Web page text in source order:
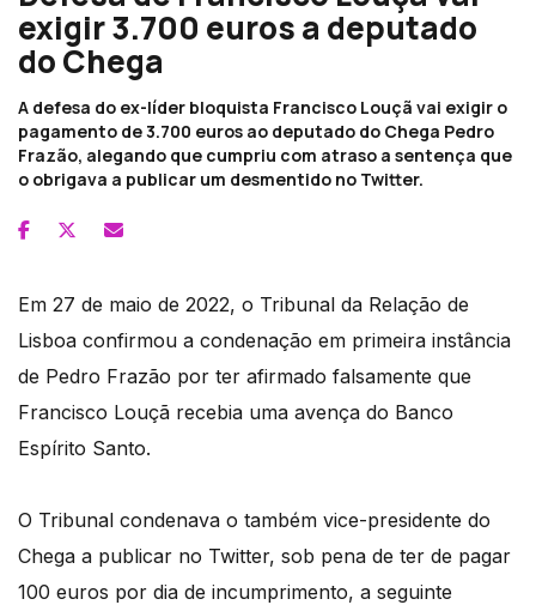
exigir 3.700 euros a deputado
do Chega
A defesa do ex-líder bloquista Francisco Louçã vai exigir o
pagamento de 3.700 euros ao deputado do Chega Pedro
Frazão, alegando que cumpriu com atraso a sentença que
o obrigava a publicar um desmentido no Twitter.
Em 27 de maio de 2022, o Tribunal da Relação de
Lisboa confirmou a condenação em primeira instância
de Pedro Frazão por ter afirmado falsamente que
Francisco Louçã recebia uma avença do Banco
Espírito Santo.
O Tribunal condenava o também vice-presidente do
Chega a publicar no Twitter, sob pena de ter de pagar
100 euros por dia de incumprimento, a seguinte